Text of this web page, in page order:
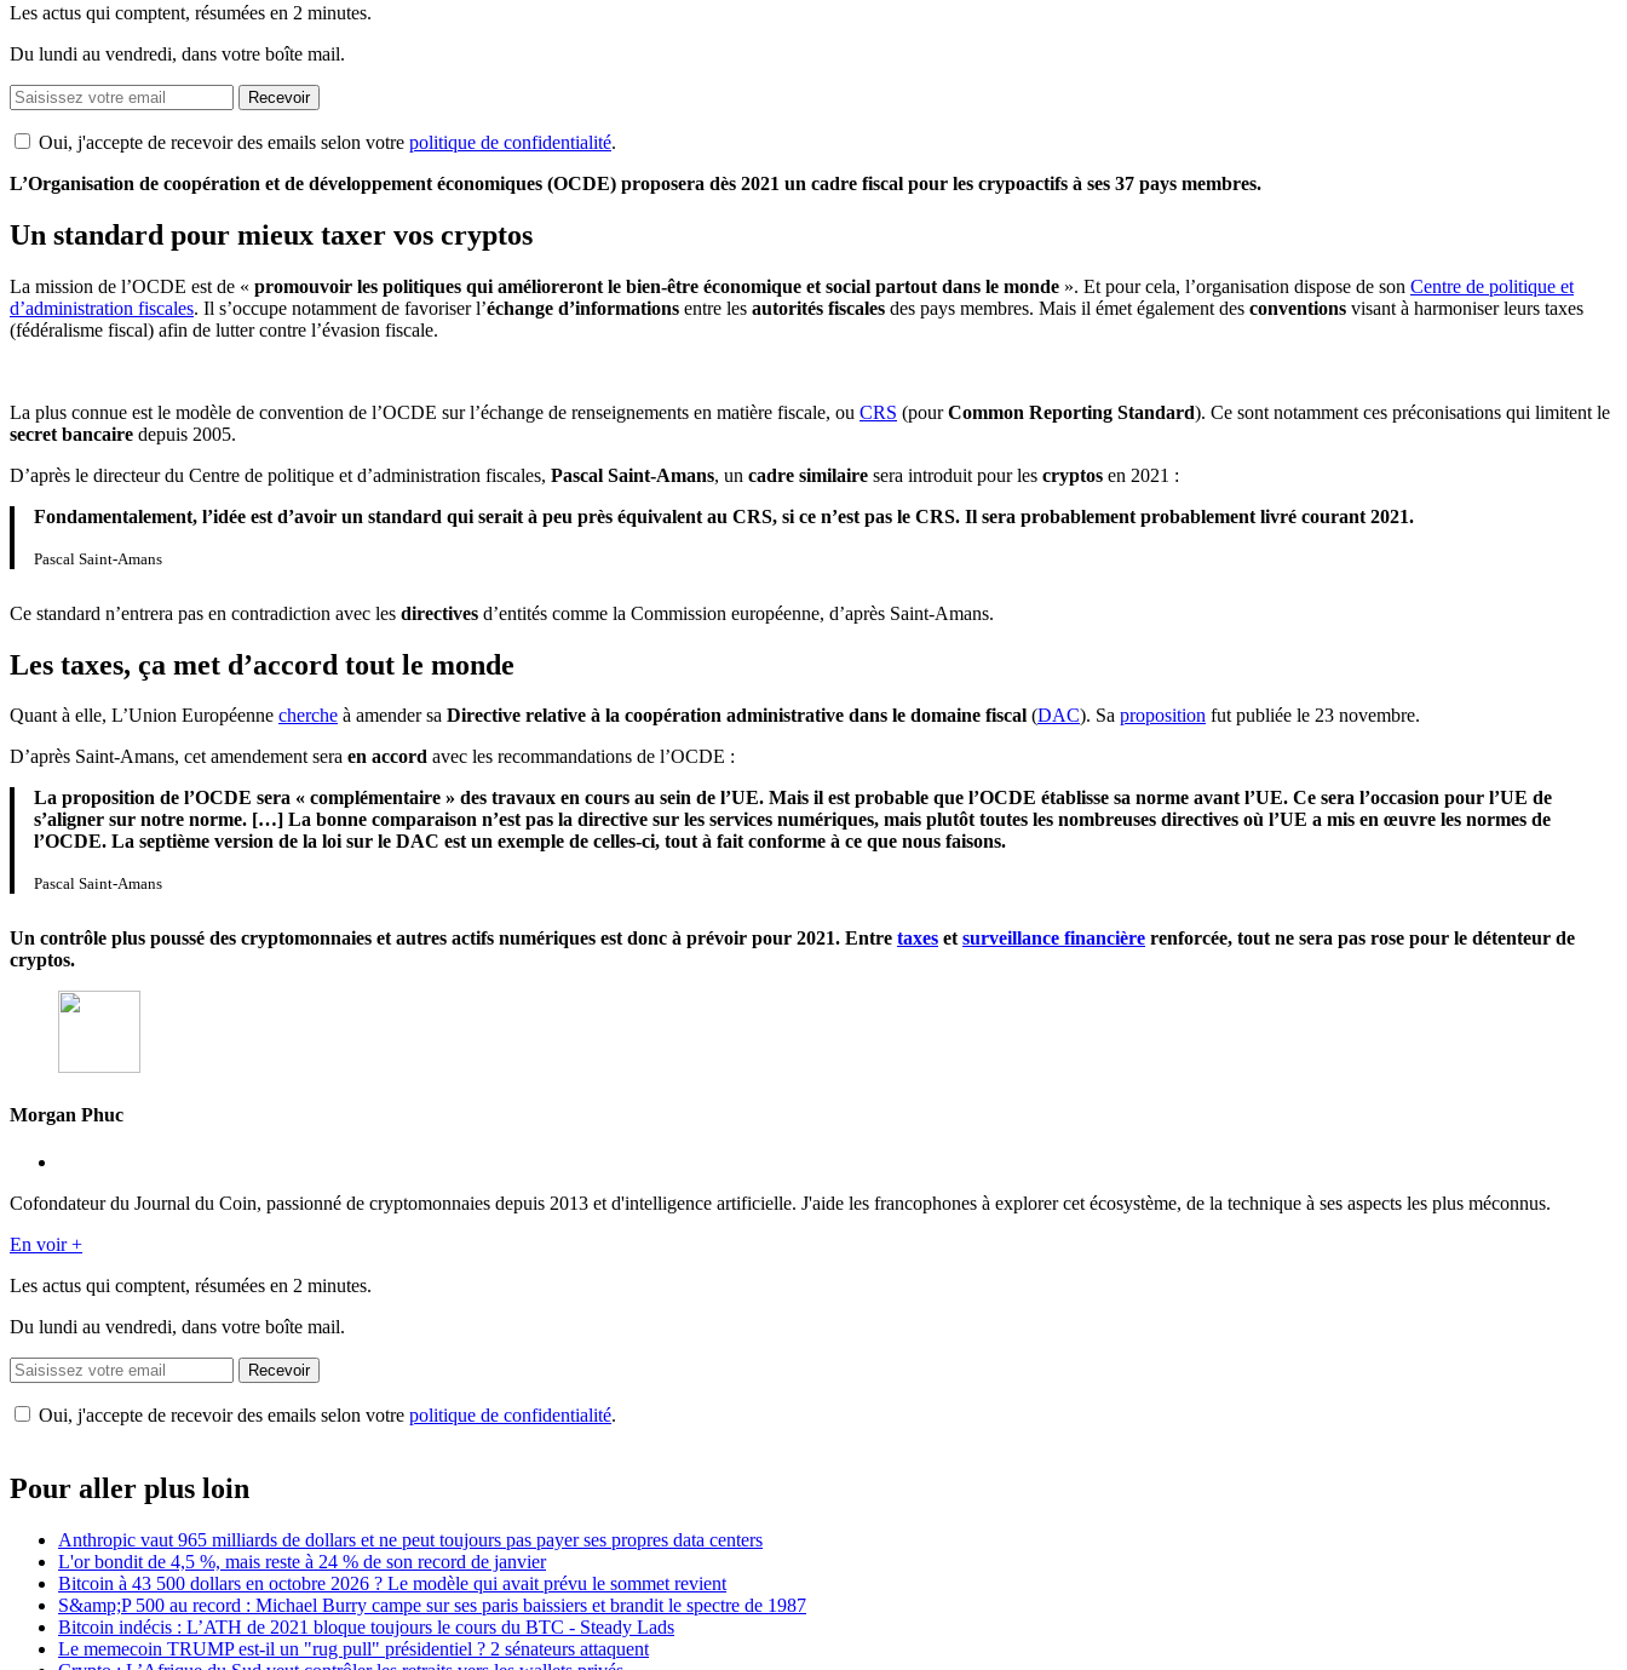
Les actus qui comptent, résumées en 2 minutes.
Du lundi au vendredi, dans votre boîte mail.
Recevoir
Oui, j'accepte de recevoir des emails selon votre politique de confidentialité.
L’Organisation de coopération et de développement économiques (OCDE) proposera dès 2021 un cadre fiscal pour les crypoactifs à ses 37 pays membres.
Un standard pour mieux taxer vos cryptos
La mission de l’OCDE est de « promouvoir les politiques qui amélioreront le bien-être économique et social partout dans le monde ». Et pour cela, l’organisation dispose de son Centre de politique et
d’administration fiscales. Il s’occupe notamment de favoriser l’échange d’informations entre les autorités fiscales des pays membres. Mais il émet également des conventions visant à harmoniser leurs taxes
(fédéralisme fiscal) afin de lutter contre l’évasion fiscale.
La plus connue est le modèle de convention de l’OCDE sur l’échange de renseignements en matière fiscale, ou CRS (pourCommon Reporting Standard). Ce sont notamment ces préconisations qui limitent le
secret bancaire depuis 2005.
D’après le directeur du Centre de politique et d’administration fiscales, Pascal Saint-Amans, un cadre similaire sera introduit pour les cryptos en 2021 :
Fondamentalement, l’idée est d’avoir un standard qui serait à peu près équivalent au CRS, si ce n’est pas le CRS. Il sera probablement probablement livré courant 2021.
Pascal Saint-Amans
Ce standard n’entrera pas en contradiction avec les directives d’entités comme la Commission européenne, d’après Saint-Amans.
Les taxes, ça met d’accord tout le monde
Quant à elle, L’Union Européenne cherche à amender sa Directive relative à la coopération administrative dans le domaine fiscal (DAC). Sa proposition fut publiée le 23 novembre.
D’après Saint-Amans, cet amendement sera en accord avec les recommandations de l’OCDE :
La proposition de l’OCDE sera « complémentaire » des travaux en cours au sein de l’UE. Mais il est probable que l’OCDE établisse sa norme avant l’UE. Ce sera l’occasion pour l’UE de
s’aligner sur notre norme. […] La bonne comparaison n’est pas la directive sur les services numériques, mais plutôt toutes les nombreuses directives où l’UE a mis en œuvre les normes de
l’OCDE. La septième version de la loi sur le DAC est un exemple de celles-ci, tout à fait conforme à ce que nous faisons.
Pascal Saint-Amans
Un contrôle plus poussé des cryptomonnaies et autres actifs numériques est donc à prévoir pour 2021. Entre taxes etsurveillance financière renforcée, tout ne sera pas rose pour le détenteur de
cryptos.
Morgan Phuc
Cofondateur du Journal du Coin, passionné de cryptomonnaies depuis 2013 et d'intelligence artificielle. J'aide les francophones à explorer cet écosystème, de la technique à ses aspects les plus méconnus.
En voir +
Les actus qui comptent, résumées en 2 minutes.
Du lundi au vendredi, dans votre boîte mail.
Recevoir
Oui, j'accepte de recevoir des emails selon votre politique de confidentialité.
Pour aller plus loin
Anthropic vaut 965 milliards de dollars et ne peut toujours pas payer ses propres data centers
L'or bondit de 4,5 %, mais reste à 24 % de son record de janvier
Bitcoin à 43 500 dollars en octobre 2026 ? Le modèle qui avait prévu le sommet revient
S&amp;P 500 au record : Michael Burry campe sur ses paris baissiers et brandit le spectre de 1987
Bitcoin indécis : L’ATH de 2021 bloque toujours le cours du BTC - Steady Lads
Le memecoin TRUMP est-il un "rug pull" présidentiel ? 2 sénateurs attaquent